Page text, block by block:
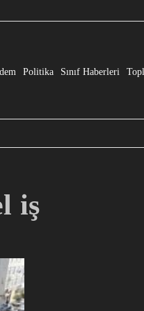
Politika Sınıf Haberleri
iş